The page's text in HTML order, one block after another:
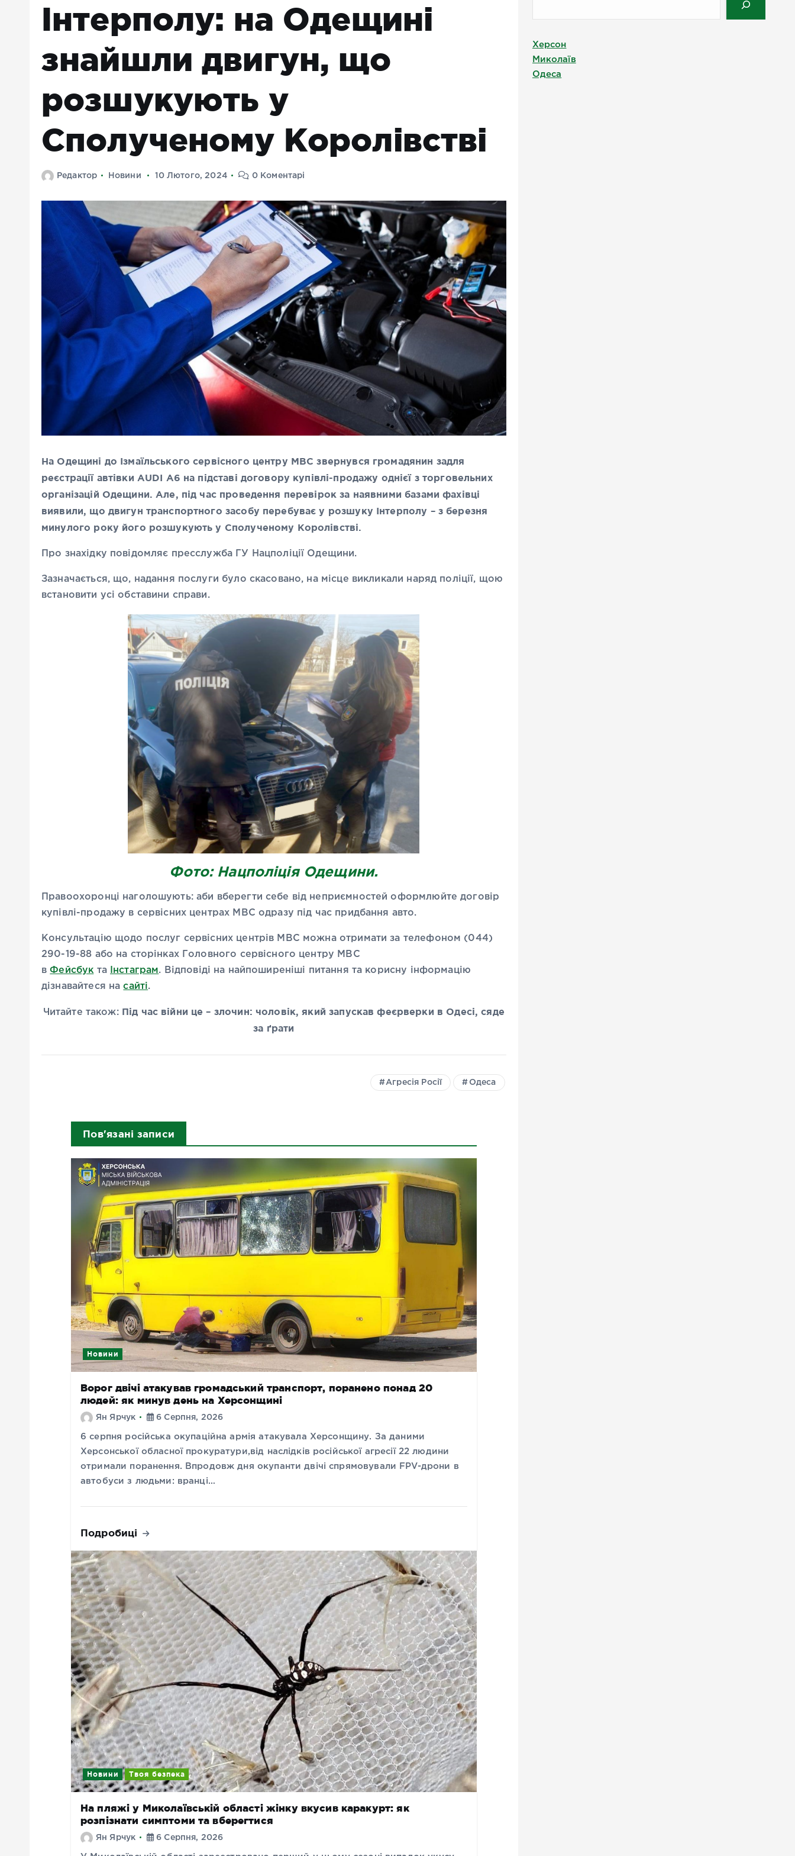
Інтерполу: на Одещині
знайшли двигун, що
розшукують у
Сполученому Королівстві
Редактор Новини 10 Лютого, 2024 0 Коментарі
На Одещині до Ізмаїльського сервісного центру МВС звернувся громадянин задля
реєстрації автівки AUDI A6 на підставі договору купівлі-продажу однієї з торговельних
організацій Одещини. Але, під час проведення перевірок за наявними базами фахівці
виявили, що двигун транспортного засобу перебуває у розшуку Інтерполу – з березня
минулого року його розшукують у Сполученому Королівстві.
Про знахідку повідомляє пресслужба ГУ Нацполіції Одещини.
Зазначається, що, надання послуги було скасовано, на місце викликали наряд поліції, щою
встановити усі обставини справи.
Фото: Нацполіція Одещини.
Правоохоронці наголошують: аби вберегти себе від неприємностей оформлюйте договір
купівлі-продажу в сервісних центрах МВС одразу під час придбання авто.
Консультацію щодо послуг сервісних центрів МВС можна отримати за телефоном (044)
290-19-88 або на сторінках Головного сервісного центру МВС
вФейсбукта Інстаграм. Відповіді на найпоширеніші питання та корисну інформацію
дізнавайтеся насайті.
Читайте також: Під час війни це – злочин: чоловік, який запускав феєрверки в Одесі, сяде
за ґрати
Агресія Росії Одеса
Пов'язані записи
Новини
Ворог двічі атакував громадський транспорт, поранено понад 20
людей: як минув день на Херсонщині
Ян Ярчук 6 Серпня, 2026
6 серпня російська окупаційна армія атакувала Херсонщину. За даними
Херсонської обласної прокуратури,від наслідків російської агресії 22 людини
отримали поранення. Впродовж дня окупанти двічі спрямовували FPV-дрони в
автобуси з людьми: вранці…
Подробиці
Новини Твоя безпека
На пляжі у Миколаївській області жінку вкусив каракурт: як
розпізнати симптоми та вберегтися
Ян Ярчук 6 Серпня, 2026
Херсон
Миколаїв
Одеса